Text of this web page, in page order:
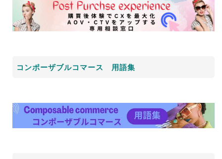
コンポーザブルコマース 用語集